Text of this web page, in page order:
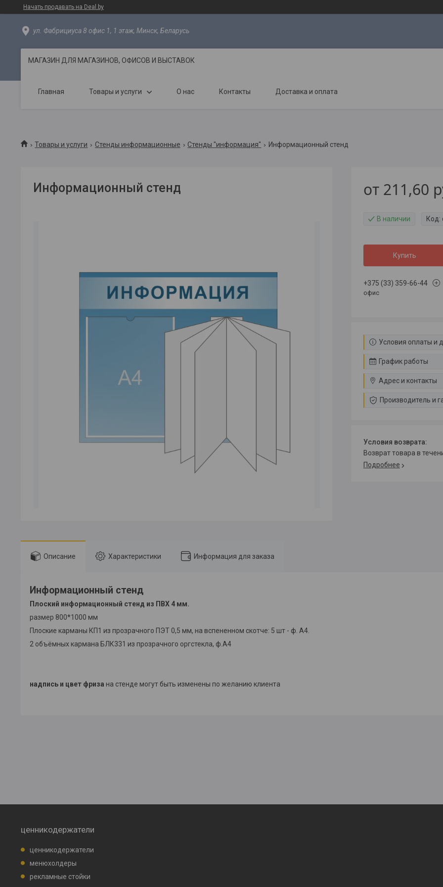
Начать продавать на Deal.by
ул. Фабрициуса 8 офис 1, 1 этаж, Минск, Беларусь
МАГАЗИН ДЛЯ МАГАЗИНОВ, ОФИСОВ И ВЫСТАВОК
Главная Товары и услуги О нас Контакты Доставка и оплата
Товары и услуги Стенды информационные Стенды "информация" Информационный стенд
Информационный стенд от 211,60
В наличии Код:
Купить
+375 (33) 359-66-44
офис
Условия оплаты и
График работы
Адрес и контакты
Производитель и
возврат товара в
Подробнее
Описание Характеристики Информация для заказа
Информационный стенд
Плоский информационный стенд из ПВХ 4 мм.
размер 800*1000 мм
Плоские карманы КП1 из прозрачного ПЭТ 0,5 мм, на вспененном скотче: 5 шт - ф. А4.
2 объёмных кармана БЛК331 из прозрачного оргстекла, ф.А4
надпись и цвет фриза на стенде могут быть изменены по желанию клиента
ценникодержатели
ценникодержатели
менюхолдеры
рекламные стойки